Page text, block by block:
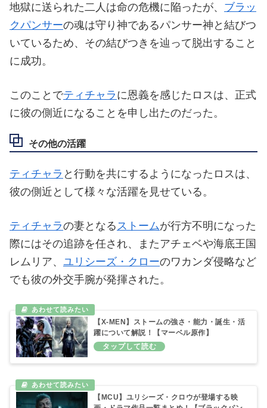
地獄に送られた二人は命の危機に陥ったが、 ブラッ
クパンサーの魂は守り神であるパンサー神と結びつ
いているため、その結びつきを辿って脱出すること
に成功。
このことでティチャラ に恩義を感じたロスは、正式
に彼の側近になることを申し出たのだった。
その他の活躍
ティチャラ と行動を共にするようになったロスは、
彼の側近として様々な活躍を見せている。
ティチャラの妻となるストームが行方不明になった
際にはその追跡を任され、またアチェベや海底王国
レムリア、 ユリシーズ・クローのワカンダ侵略など
でも彼の外交手腕が発揮された。
【X-MEN】ストームの強さ・能力・誕生・活
躍について解説！【マーベル原作】
【MCU】ユリシーズ・クロウが登場する映